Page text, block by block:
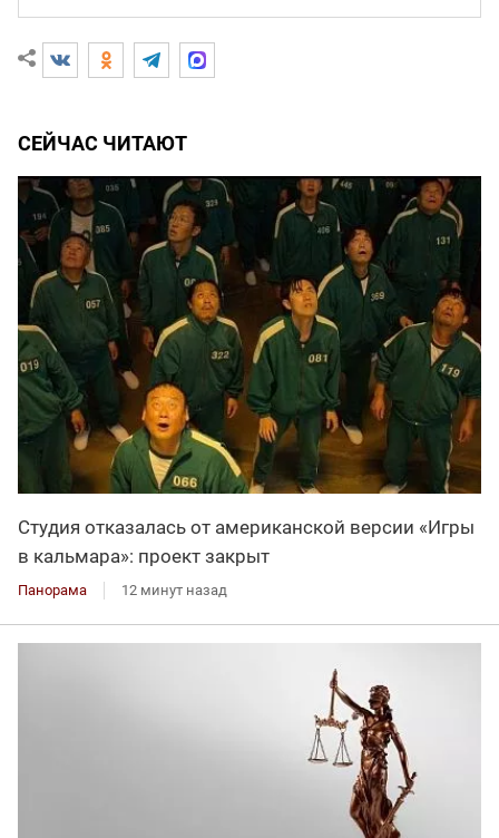
СЕЙЧАС ЧИТАЮТ
Студия отказалась от американской версии «Игры
в кальмара»: проект закрыт
Панорама 12 минут назад